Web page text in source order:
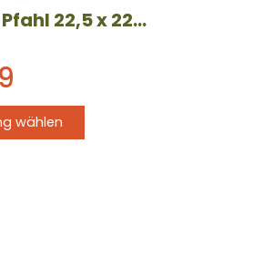
Douglas-Pfahl 22,5 x 22,5 cm – verschiedene Längen
wählen